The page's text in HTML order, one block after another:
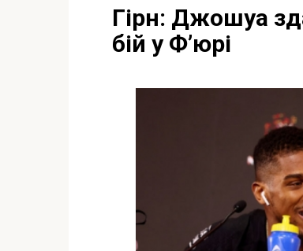
Гірн: Джошуа
бій у Ф’юрі